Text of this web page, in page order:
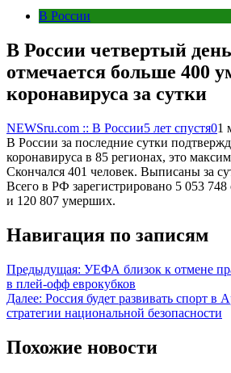
В России
В России четвертый
отмечается больше 400
коронавируса за сутки
NEWSru.com :: В России5 лет спустя01
В России за последние сутки
коронавируса в 85 регионах, это
Скончался 401 человек. Выписаны за
Всего в РФ зарегистрировано 5 053 748
и 120 807 умерших.
Навигация по записям
Предыдущая: УЕФА близок к отмене
в плей-офф еврокубков
Далее: Россия будет развивать спорт в
стратегии национальной безопасности
Похожие новости